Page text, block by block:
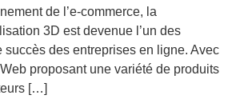
de l’e-commerce, la
3D est devenue l’un des
succès des entreprises en ligne. Avec
proposant une variété de produits
[…]